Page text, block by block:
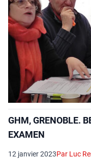
GHM, GRENOBLE.
EXAMEN
12 janvier 2023Par Luc